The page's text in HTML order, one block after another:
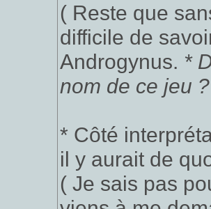
( Reste que
difficile de
Androgynus. *
nom de ce jeu
* Côté
il y aurait de
( Je sais pas